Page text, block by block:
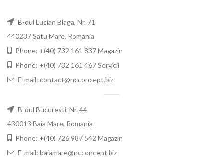
B-dul Lucian Blaga, Nr. 71
440237 Satu Mare, Romania
Phone: +(40) 732 161 837 Magazin
Phone: +(40) 732 161 467 Servicii
E-mail: contact@ncconcept.biz
B-dul Bucuresti, Nr. 44
430013 Baia Mare, Romania
Phone: +(40) 726 987 542 Magazin
E-mail: baiamare@ncconcept.biz